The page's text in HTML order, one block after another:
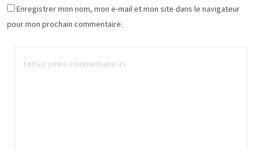
Enregistrer mon nom, mon e-mail et mon site dans le navigateur
pour mon prochain commentaire.